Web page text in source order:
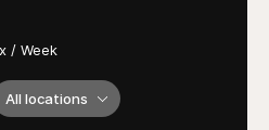
/ Week
All locations